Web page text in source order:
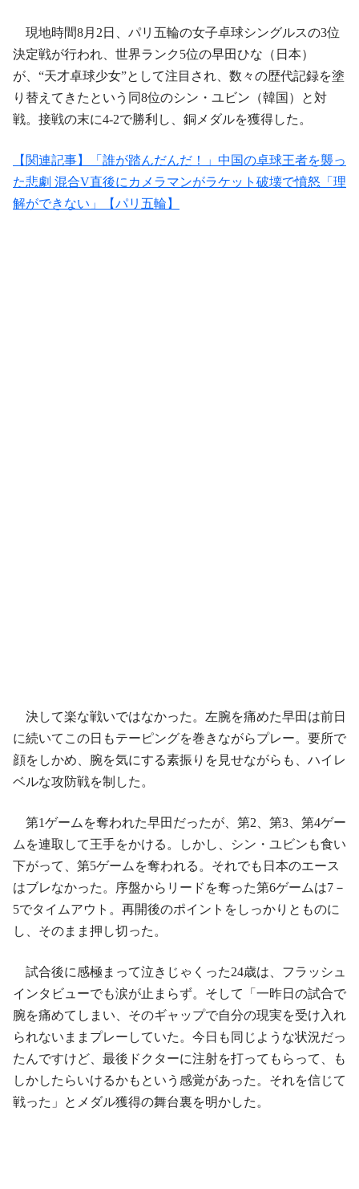
現地時間8月2日、パリ五輪の女子卓球シングルスの3位
決定戦が行われ、世界ランク5位の早田ひな（日本）
が、“天才卓球少女”として注目され、数々の歴代記録を塗
り替えてきたという同8位のシン・ユビン（韓国）と対
戦。接戦の末に4-2で勝利し、銅メダルを獲得した。
【関連記事】「誰が踏んだんだ！」中国の卓球王者を襲っ
た悲劇 混合V直後にカメラマンがラケット破壊で憤怒「理
解ができない」【パリ五輪】
決して楽な戦いではなかった。左腕を痛めた早田は前日
に続いてこの日もテーピングを巻きながらプレー。要所で
顔をしかめ、腕を気にする素振りを見せながらも、ハイレ
ベルな攻防戦を制した。
第1ゲームを奪われた早田だったが、第2、第3、第4ゲー
ムを連取して王手をかける。しかし、シン・ユビンも食い
下がって、第5ゲームを奪われる。それでも日本のエース
はブレなかった。序盤からリードを奪った第6ゲームは7－
5でタイムアウト。再開後のポイントをしっかりとものに
し、そのまま押し切った。
試合後に感極まって泣きじゃくった24歳は、フラッシュ
インタビューでも涙が止まらず。そして「一昨日の試合で
腕を痛めてしまい、そのギャップで自分の現実を受け入れ
られないままプレーしていた。今日も同じような状況だっ
たんですけど、最後ドクターに注射を打ってもらって、も
しかしたらいけるかもという感覚があった。それを信じて
戦った」とメダル獲得の舞台裏を明かした。